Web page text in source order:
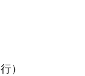
）